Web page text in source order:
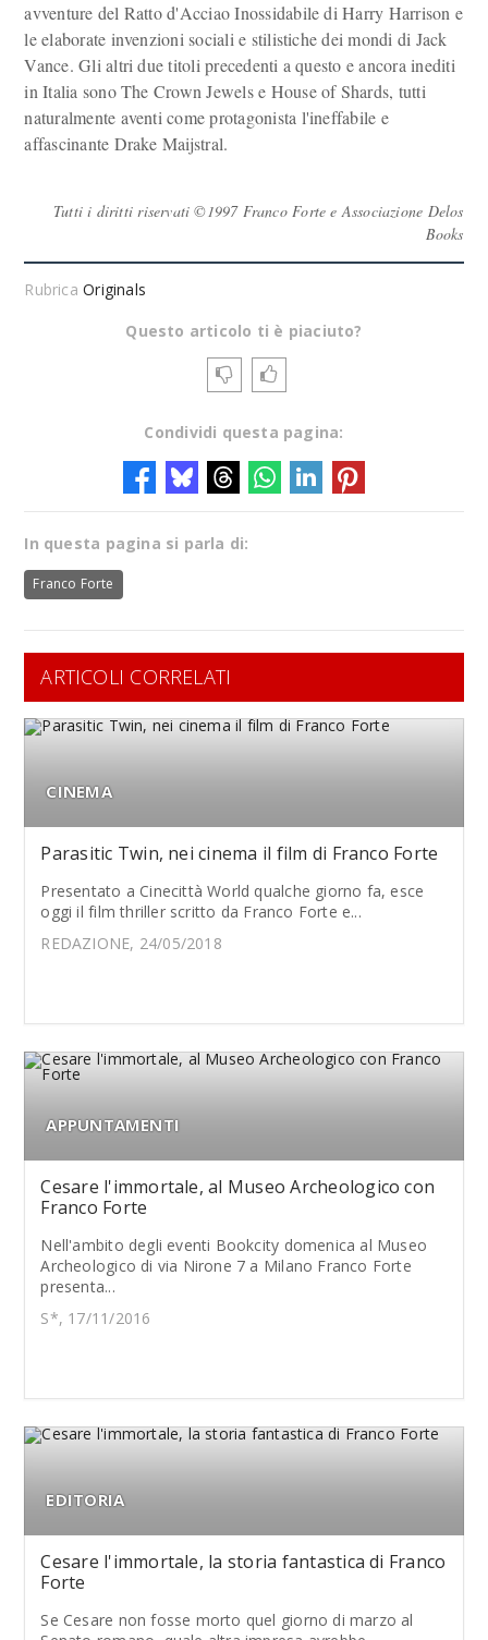
avventure del Ratto d'Acciao Inossidabile di Harry Harrison e
le elaborate invenzioni sociali e stilistiche dei mondi di Jack
Vance. Gli altri due titoli precedenti a questo e ancora inediti
in Italia sono The Crown Jewels e House of Shards, tutti
naturalmente aventi come protagonista l'ineffabile e
affascinante Drake Maijstral.
Tutti i diritti riservati ©1997 Franco Forte e Associazione Delos
Books
RubricaOriginals
Questo articolo ti è piaciuto?
Condividi questa pagina:
In questa pagina si parla di:
Franco Forte
ARTICOLI CORRELATI
CINEMA
Parasitic Twin, nei cinema il film di Franco Forte
Presentato a Cinecittà World qualche giorno fa, esce
oggi il film thriller scritto da Franco Forte e...
REDAZIONE, 24/05/2018
APPUNTAMENTI
Cesare l'immortale, al Museo Archeologico con
Franco Forte
Nell'ambito degli eventi Bookcity domenica al Museo
Archeologico di via Nirone 7 a Milano Franco Forte
presenta...
S*, 17/11/2016
EDITORIA
Cesare l'immortale, la storia fantastica di Franco
Forte
Se Cesare non fosse morto quel giorno di marzo al